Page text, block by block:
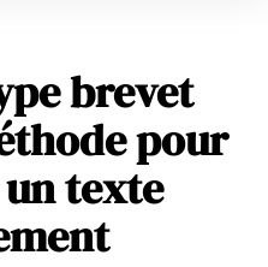
brevet
pour
texte